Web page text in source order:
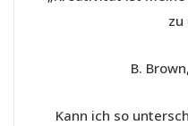
zu
B.
Kann ich so